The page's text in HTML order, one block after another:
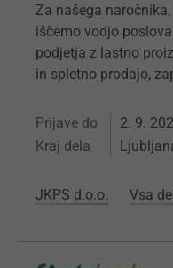
Za našega
iščemo vodjo
podjetja z lastno
in spletno prodajo,
Prijave do 2. 9.
Kraj dela
JKPS d.o.o. Vsa